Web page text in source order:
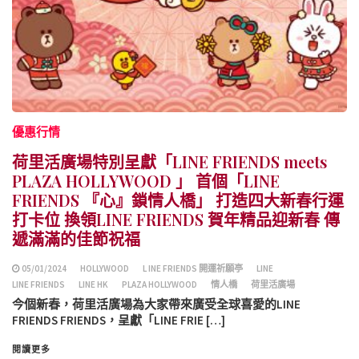
優惠行情
荷里活廣場特別呈獻「LINE FRIENDS meets
PLAZA HOLLYWOOD 」 首個「LINE
FRIENDS 『心』鎖情人橋」 打造四大新春行運
打卡位 換領LINE FRIENDS 賀年精品迎新春 傳
遞滿滿的佳節祝福
05/01/2024 HOLLYWOOD L INE FRIENDS 開運祈願亭
LINE
LINE FRIENDS
LINE HK PLAZA HOLLYWOOD 情人橋 荷里活廣場
今個新春，荷里活廣場為大家帶來廣受全球喜愛的LINE
FRIENDS FRIENDS，呈獻「LINE FRIE […]
閱讀更多